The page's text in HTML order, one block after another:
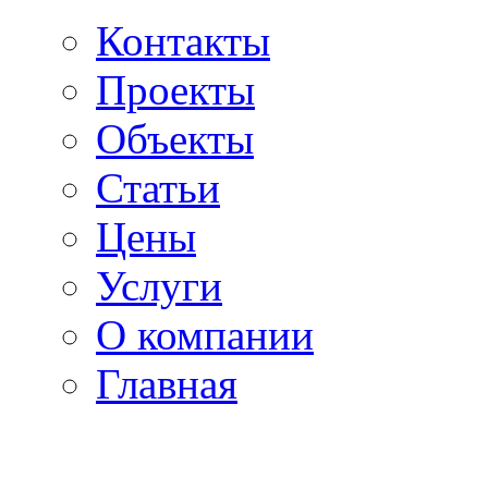
Контакты
Проекты
Объекты
Статьи
Цены
Услуги
О компании
Главная